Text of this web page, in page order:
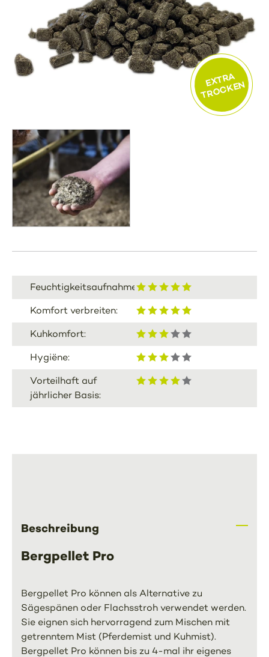
EXTRA
TROCKEN
Feuchtigkeitsaufnahme:
Komfort verbreiten:
Kuhkomfort:
Hygiëne:
Vorteilhaft auf
jährlicher Basis:
Beschreibung
Bergpellet Pro
Bergpellet Pro können als Alternative zu
Sägespänen oder Flachsstroh verwendet werden.
Sie eignen sich hervorragend zum Mischen mit
getrenntem Mist (Pferdemist und Kuhmist).
Bergpellet Pro können bis zu 4-mal ihr eigenes